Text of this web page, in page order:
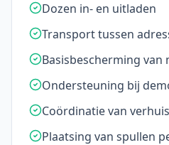
Dozen in- en uitladen
Transport tussen
Basisbescherming van
Ondersteuning bij
Coördinatie van
Plaatsing van spullen